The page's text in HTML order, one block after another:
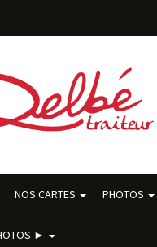
NOS CARTES PHOTOS
►